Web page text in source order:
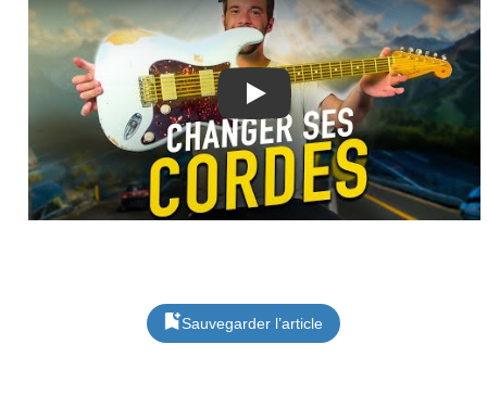
Play
Sauvegarder l’article